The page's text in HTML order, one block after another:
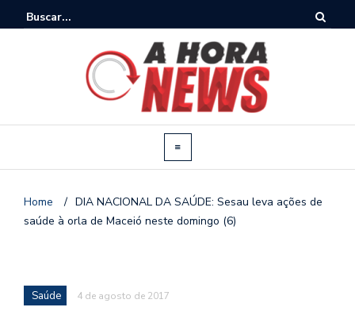
Home / DIA NACIONAL DA SAÚDE: Sesau leva ações de
saúde à orla de Maceió neste domingo (6)
Saúde 4 de agosto de 2017